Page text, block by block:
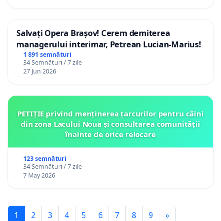
Salvați Opera Brașov! Cerem demiterea
managerului interimar, Petrean Lucian-Marius!
1 891 semnături
34 Semnături / 7 zile
27 Jun 2026
PETIȚIE privind menținerea țarcurilor pentru câini
din zona Lacului Noua și consultarea comunității
înainte de orice relocare
123 semnături
34 Semnături / 7 zile
7 May 2026
1 2 3 4 5 6 7 8 9 »